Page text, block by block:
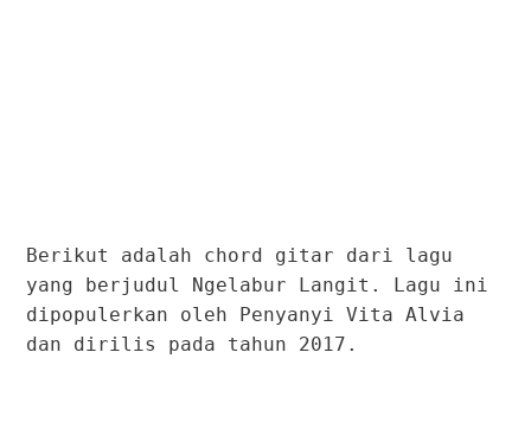
Berikut adalah chord gitar dari lagu
yang berjudul Ngelabur Langit. Lagu ini
dipopulerkan oleh Penyanyi Vita Alvia
dan dirilis pada tahun 2017.